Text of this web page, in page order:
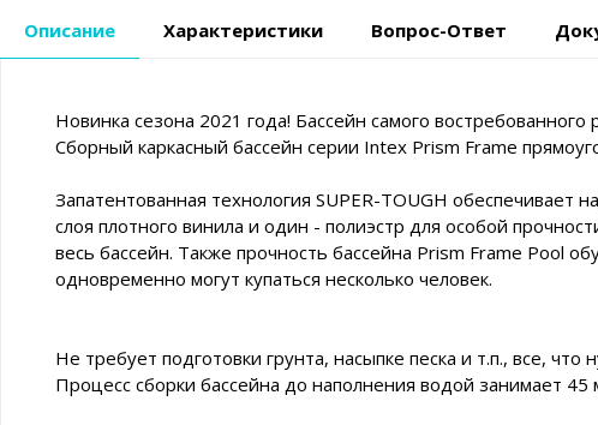
Описание Характеристики Вопрос-Ответ
Новинка сезона 2021 года! Бассейн самого востребованного
Сборный каркасный бассейн серии Intex Prism Frame
Запатентованная технология SUPER-TOUGH обеспечивает
слоя плотного винила и один - полиэстр для особой
весь бассейн. Также прочность бассейна Prism Frame Pool
одновременно могут купаться несколько человек.
Не требует подготовки грунта, насыпке песка и т.п., все,
Процесс сборки бассейна до наполнения водой занимает 45